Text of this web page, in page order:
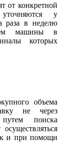
от конкретной
у
раза в неделю
машины в
которых
объема
не через
поиска
и при помощи